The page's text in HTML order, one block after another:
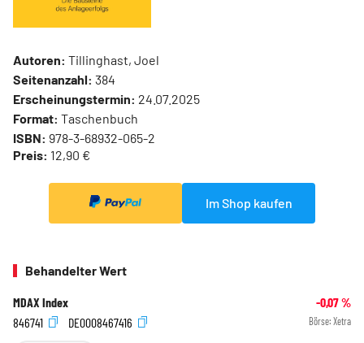
Autoren: Tillinghast, Joel
Seitenanzahl: 384
Erscheinungstermin: 24.07.2025
Format: Taschenbuch
ISBN: 978-3-68932-065-2
Preis: 12,90 €
Im Shop kaufen
Behandelter Wert
MDAX Index -0,07%
846741
DE0008467416 Börse: Xetra